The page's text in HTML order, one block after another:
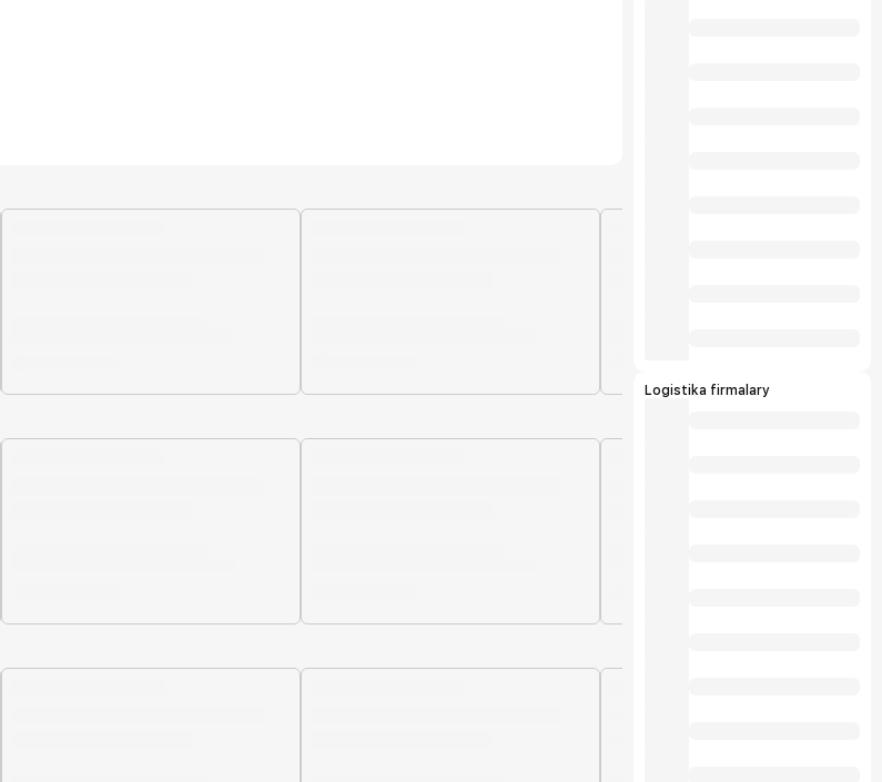
Logistika firmalary